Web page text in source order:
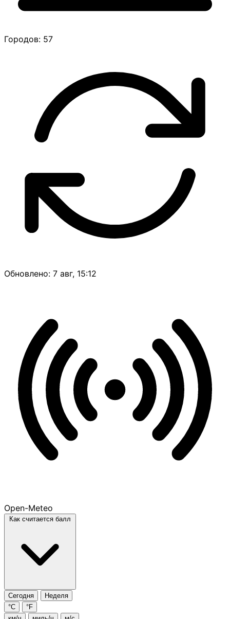
Городов: 57
Обновлено: 7 авг, 15:12
Open-Meteo
Как считается балл
Сегодня
Неделя
°C
°F